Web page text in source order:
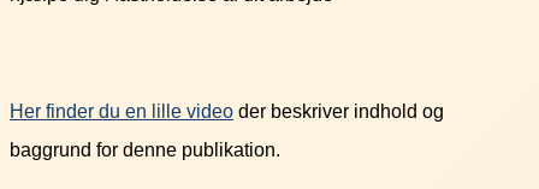
Her finder du en lille video der beskriver indhold og
baggrund for denne publikation.